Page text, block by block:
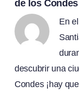
de los Condes
En
descubrir una
Condes ¡hay